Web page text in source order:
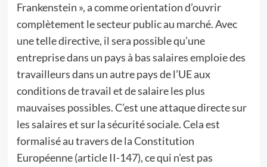
Frankenstein », a comme orientation d’ouvrir
complètement le secteur public au marché. Avec
une telle directive, il sera possible qu’une
entreprise dans un pays à bas salaires emploie des
travailleurs dans un autre pays de l’UE aux
conditions de travail et de salaire les plus
mauvaises possibles. C’est une attaque directe sur
les salaires et sur la sécurité sociale. Cela est
formalisé au travers de la Constitution
Européenne (article II-147), ce qui n’est pas